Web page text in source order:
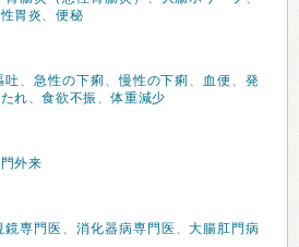
胃炎、便秘
吐、 急性の下痢 、慢性の下痢 、 血便、発
れ、食欲不振 、体重減少
外来
鏡専門医 、 消化器病専門医 、大腸肛門病